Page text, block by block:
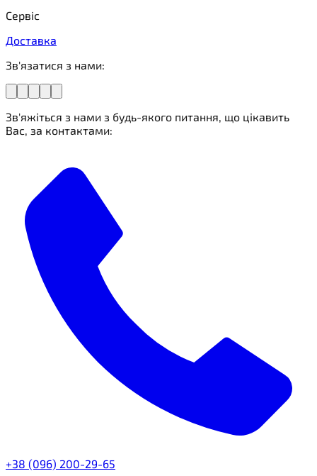
Сервіс
Доставка
Зв'язатися з нами:
Зв'яжіться з нами з будь-якого питання, що цікавить
Вас, за контактами:
+38 (096) 200-29-65